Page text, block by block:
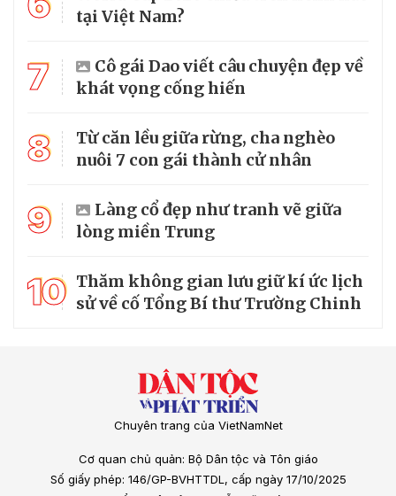
tại Việt Nam?
7
Cô gái Dao viết câu chuyện đẹp về
khát vọng cống hiến
8
Từ căn lều giữa rừng, cha nghèo
nuôi 7 con gái thành cử nhân
9
Làng cổ đẹp như tranh vẽ giữa
lòng miền Trung
10 Thăm không gian lưu giữ kí ức lịch
sử về cố Tổng Bí thư Trường Chinh
Chuyên trang của VietNamNet
Cơ quan chủ quản: Bộ Dân tộc và Tôn giáo
Số giấy phép: 146/GP-BVHTTDL, cấp ngày 17/10/2025